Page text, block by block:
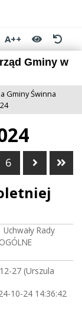
A++
Gminy w
Gminy Świnna
6
Uchwały Rady
27 (Urszula
10-24 14:36:42